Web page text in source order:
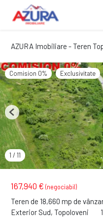
AZURA Imobiliare - Teren
167,940 € (negociabil)
Teren de 18,660 mp de
Exterior Sud, Topoloveni
Comision 0% Exclusivitate
1 / 11
Previous